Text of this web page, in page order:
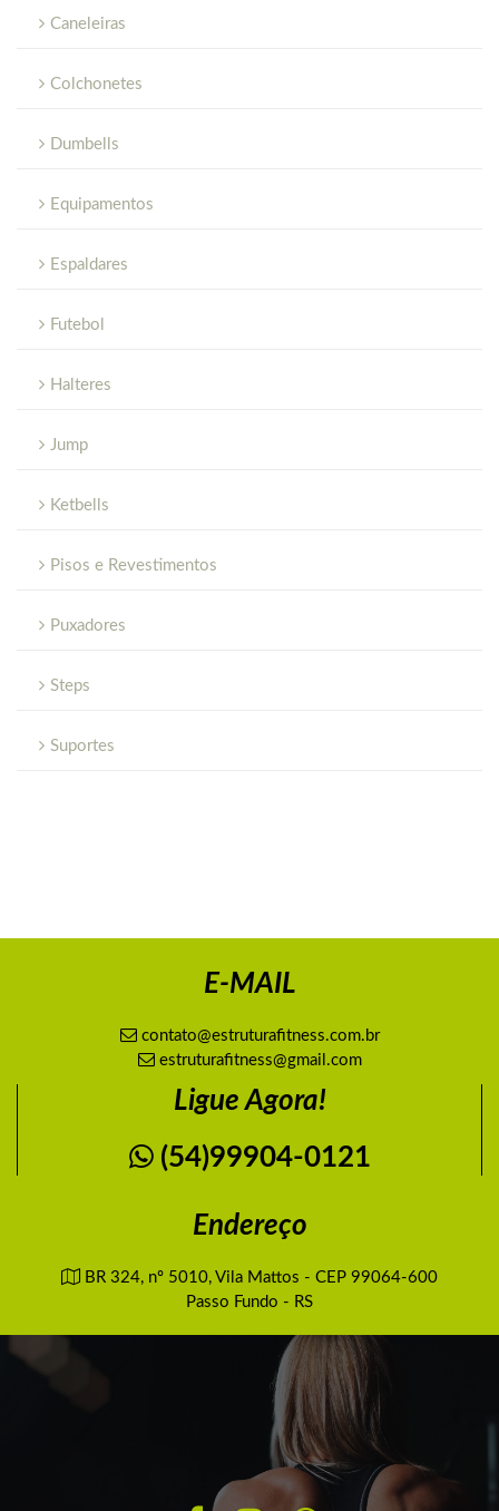
Caneleiras
Colchonetes
Dumbells
Equipamentos
Espaldares
Futebol
Halteres
Jump
Ketbells
Pisos e Revestimentos
Puxadores
Steps
Suportes
E-MAIL
contato@estruturafitness.com.br
estruturafitness@gmail.com
Ligue Agora!
(54)99904-0121
Endereço
BR 324, nº 5010, Vila Mattos - CEP 99064-600
Passo Fundo - RS